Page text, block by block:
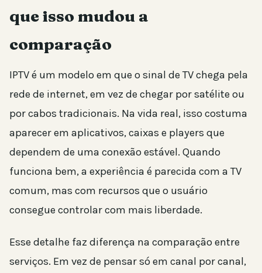
que isso mudou a
comparação
IPTV é um modelo em que o sinal de TV chega pela
rede de internet, em vez de chegar por satélite ou
por cabos tradicionais. Na vida real, isso costuma
aparecer em aplicativos, caixas e players que
dependem de uma conexão estável. Quando
funciona bem, a experiência é parecida com a TV
comum, mas com recursos que o usuário
consegue controlar com mais liberdade.
Esse detalhe faz diferença na comparação entre
serviços. Em vez de pensar só em canal por canal,